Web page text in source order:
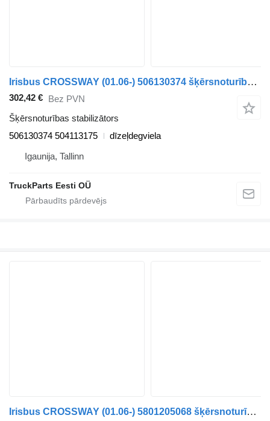
Irisbus CROSSWAY (01.06-) 506130374 šķērsnoturības stabilizātors paredzēts Irisbus Arway, Crossway, Crealis, Magelys, Proway, Daily Tourys (2006-) autobusa
302,42 € Bez PVN
Šķērsnoturības stabilizātors
506130374 504113175
dīzeļdegviela
Igaunija, Tallinn
TruckParts Eesti OÜ
Irisbus CROSSWAY (01.06-) 5801205068 šķērsnoturības stabilizātors paredzēts Irisbus Arway, Crossway, Crealis, Magelys, Proway, Daily Tourys (2006-) autobusa